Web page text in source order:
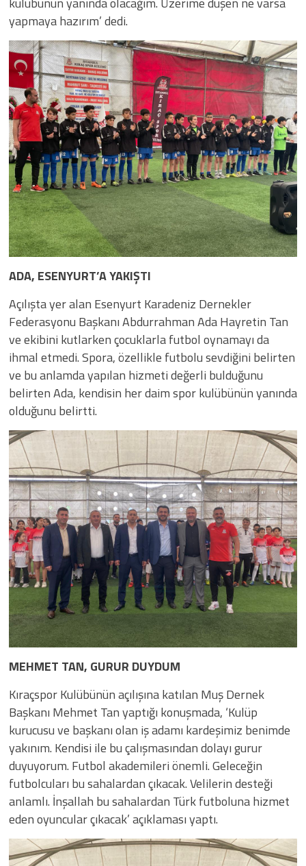
yapmaya hazırım’ dedi.
ADA, ESENYURT’A YAKIŞTI
Açılışta yer alan Esenyurt Karadeniz Dernekler
Federasyonu Başkanı Abdurrahman Ada Hayretin Tan
ve ekibini kutlarken çocuklarla futbol oynamayı da
ihmal etmedi. Spora, özellikle futbolu sevdiğini belirten
ve bu anlamda yapılan hizmeti değerli bulduğunu
belirten Ada, kendisin her daim spor kulübünün yanında
olduğunu belirtti.
MEHMET TAN, GURUR DUYDUM
Kıraçspor Kulübünün açılışına katılan Muş Dernek
Başkanı Mehmet Tan yaptığı konuşmada, ‘Kulüp
kurucusu ve başkanı olan iş adamı kardeşimiz benimde
yakınım. Kendisi ile bu çalışmasından dolayı gurur
duyuyorum. Futbol akademileri önemli. Geleceğin
futbolcuları bu sahalardan çıkacak. Velilerin desteği
anlamlı. İnşallah bu sahalardan Türk futboluna hizmet
eden oyuncular çıkacak’ açıklaması yaptı.